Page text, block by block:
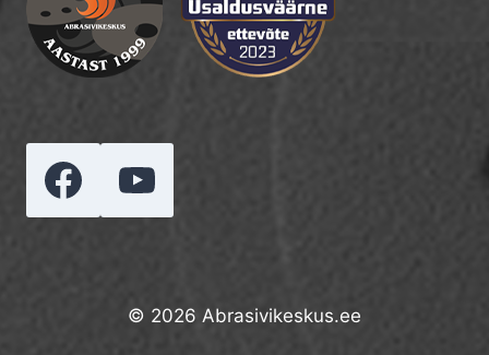
© 2026 Abrasivikeskus.ee